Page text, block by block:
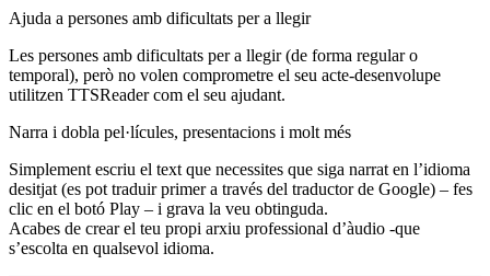
Ajuda a persones amb dificultats per a llegir
Les persones amb dificultats per a llegir (de forma regular o
temporal), però no volen comprometre el seu acte-desenvolupe
utilitzen TTSReader com el seu ajudant.
Narra i dobla pel·lícules, presentacions i molt més
Simplement escriu el text que necessites que siga narrat en l’idioma
desitjat (es pot traduir primer a través del traductor de Google) – fes
clic en el botó Play – i grava la veu obtinguda.
Acabes de crear el teu propi arxiu professional d’àudio -que
s’escolta en qualsevol idioma.